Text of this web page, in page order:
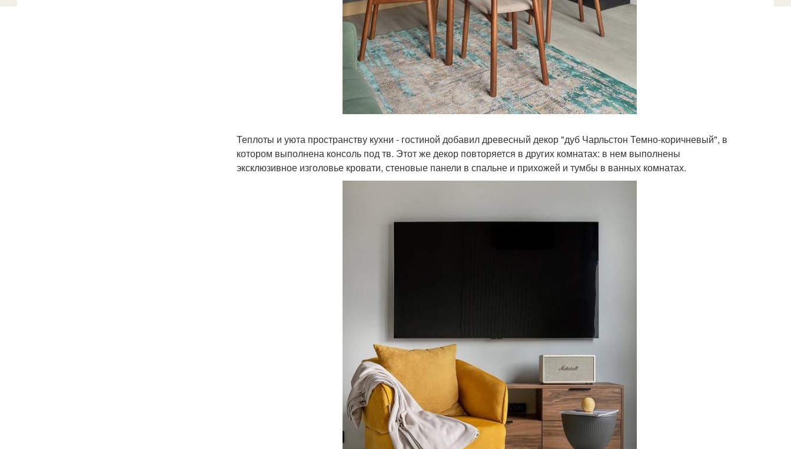
Теплоты и уюта пространству кухни - гостиной добавил древесный декор "дуб Чарльстон Темно-коричневый", в
котором выполнена консоль под тв. Этот же декор повторяется в других комнатах: в нем выполнены
эксклюзивное изголовье кровати, стеновые панели в спальне и прихожей и тумбы в ванных комнатах.